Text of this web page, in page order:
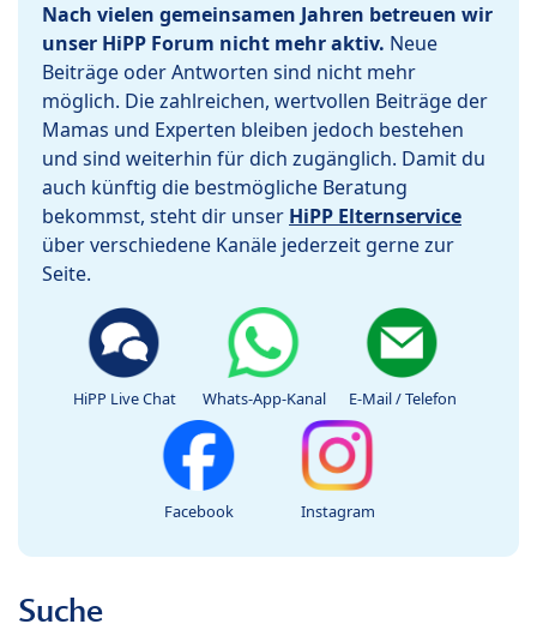
Nach vielen gemeinsamen Jahren betreuen wir
unser HiPP Forum nicht mehr aktiv. Neue
Beiträge oder Antworten sind nicht mehr
möglich. Die zahlreichen, wertvollen Beiträge der
Mamas und Experten bleiben jedoch bestehen
und sind weiterhin für dich zugänglich. Damit du
auch künftig die bestmögliche Beratung
bekommst, steht dir unser HiPP Elternservice
über verschiedene Kanäle jederzeit gerne zur
Seite.
HiPP Live Chat Whats-App-Kanal E-Mail / Telefon
Facebook Instagram
Suche